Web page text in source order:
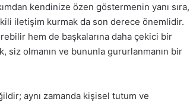
kendinize özen göstermenin yanı sıra,
iletişim kurmak da son derece önemlidir.
hem de başkalarına daha çekici bir
siz olmanın ve bununla gururlanmanın bir
aynı zamanda kişisel tutum ve